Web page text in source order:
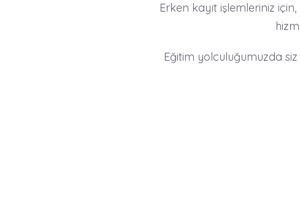
Erken kayıt işlemleriniz için,
Eğitim yolculuğumuzda